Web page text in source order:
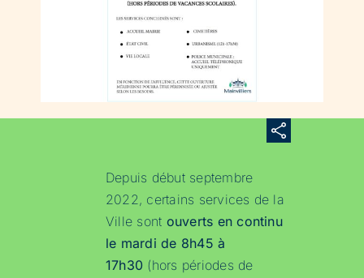
Depuis début septembre
2022, certains services de la
Ville sont ouverts en continu
le mardi de 8h45 à
17h30 (hors périodes de